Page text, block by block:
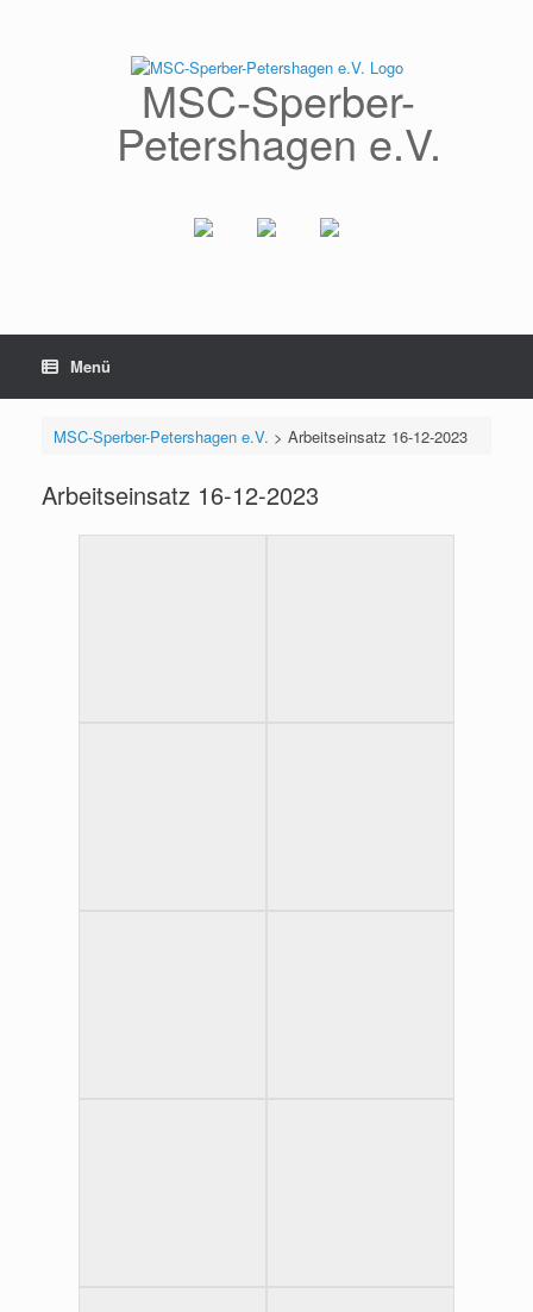
MSC-Sperber-
Petershagen e.V.
Menü
MSC-Sperber-Petershagen e.V. > Arbeitseinsatz 16-12-2023
Arbeitseinsatz 16-12-2023